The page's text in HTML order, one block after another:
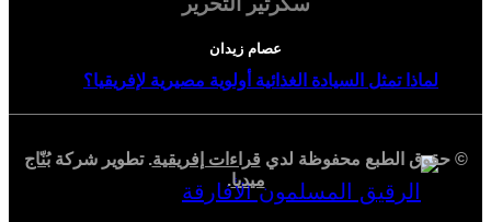
لماذا تمثل السيادة الغذائية أولوية مصيرية لإفريقيا؟
عصام زيدان
© حقوق الطبع محفوظة لدي قراءات إفريقية. تطوير شركةبُنّاج
ميديا.